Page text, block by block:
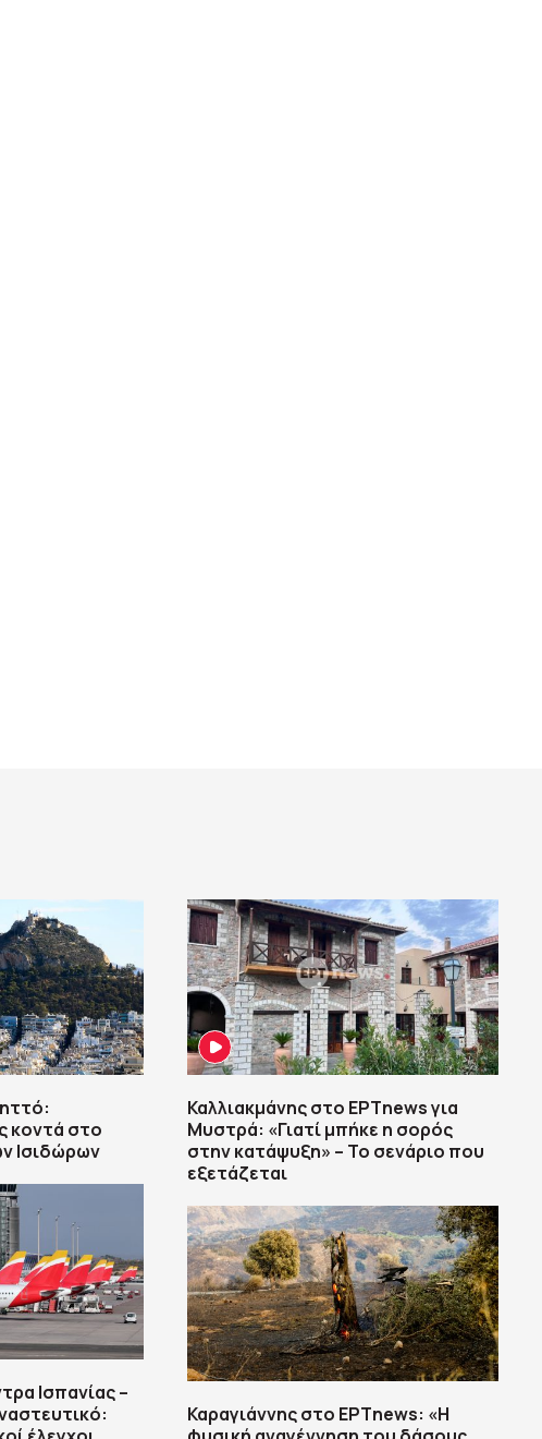
κοντά στο
Ισιδώρων
Ισπανίας –
Καλλιακμάνης στο ΕΡΤnews για
Μυστρά: «Γιατί μπήκε η σορός
στην κατάψυξη» – Το σενάριο που
εξετάζεται
Καραγιάννης στο ΕΡΤnews: «Η